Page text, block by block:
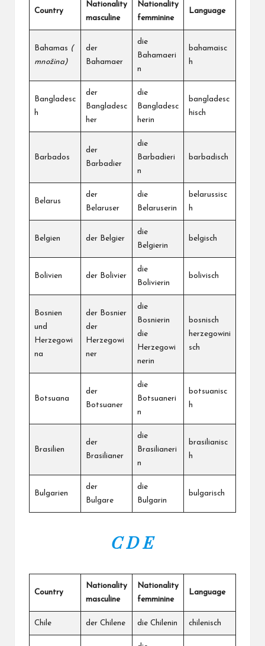
Country
Nationality
masculine
Nationality
femminine
Language
Bahamas (
množina)
der
Bahamaer
die
Bahamaeri
n
bahamaisc
h
Bangladesc
h
der
Bangladesc
her
die
Bangladesc
herin
bangladesc
hisch
Barbados
der
Barbadier
die
Barbadieri
n
barbadisch
Belarus
der
Belaruser
die
Belaruserin
belarussisc
h
Belgien der Belgier
die
Belgierin
belgisch
Bolivien der Bolivier
die
Bolivierin
bolivisch
Bosnien
und
Herzegowi
na
der Bosnier
der
Herzegowi
ner
die
Bosnierin
die
Herzegowi
nerin
bosnisch
herzegowini
sch
Botsuana
der
Botsuaner
die
Botsuaneri
n
botsuanisc
h
Brasilien
der
Brasilianer
die
Brasilianeri
n
brasilianisc
h
Bulgarien
der
Bulgare
die
Bulgarin
bulgarisch
C D E
Country
Nationality
masculine
Nationality
femminine
Language
Chile der Chilene die Chilenin chilenisch